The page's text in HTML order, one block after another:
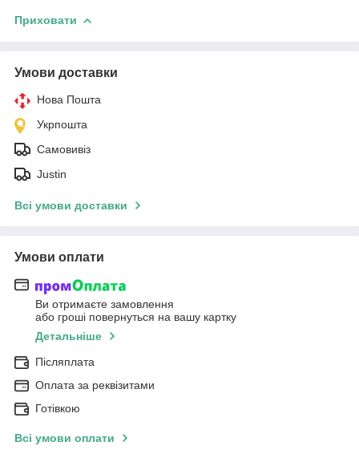
Приховати
Умови доставки
Нова Пошта
Укрпошта
Самовивіз
Justin
Всі умови доставки
Умови оплати
Ви отримаєте замовлення
або гроші повернуться на вашу картку
Детальніше
Післяплата
Оплата за реквізитами
Готівкою
Всі умови оплати